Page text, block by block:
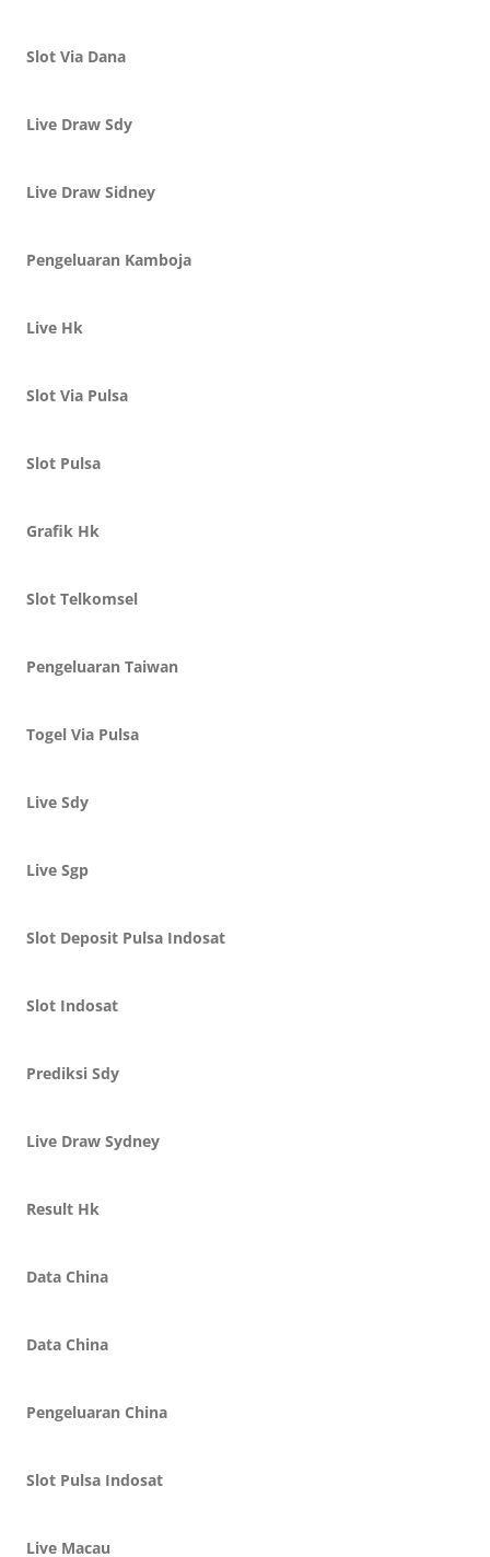
Slot Via Dana
Live Draw Sdy
Live Draw Sidney
Pengeluaran Kamboja
Live Hk
Slot Via Pulsa
Slot Pulsa
Grafik Hk
Slot Telkomsel
Pengeluaran Taiwan
Togel Via Pulsa
Live Sdy
Live Sgp
Slot Deposit Pulsa Indosat
Slot Indosat
Prediksi Sdy
Live Draw Sydney
Result Hk
Data China
Data China
Pengeluaran China
Slot Pulsa Indosat
Live Macau